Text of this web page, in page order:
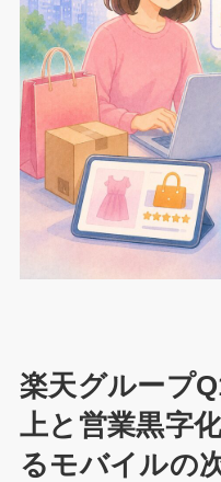
楽天グループ
上と営業黒字
るモバイルの